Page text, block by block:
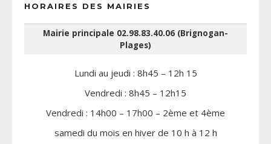
HORAIRES DES MAIRIES
Mairie principale 02.98.83.40.06 (Brignogan-
Plages)
Lundi au jeudi : 8h45 – 12h 15
Vendredi : 8h45 – 12h15
Vendredi : 14h00 – 17h00 – 2ème et 4ème
samedi du mois en hiver de 10 h à 12 h